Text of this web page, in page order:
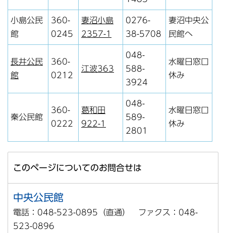
小島公民
館
360-
0245
妻沼小島
2357-1
0276-
38-5708
妻沼中央公
民館へ
長井公民
館
360-
0212
江波363
048-
588-
3924
水曜日窓口
休み
秦公民館
360-
0222
葛和田
922-1
048-
589-
2801
水曜日窓口
休み
このページについてのお問合せは
中央公民館
電話：048-523-0895（直通） ファクス：048-
523-0896